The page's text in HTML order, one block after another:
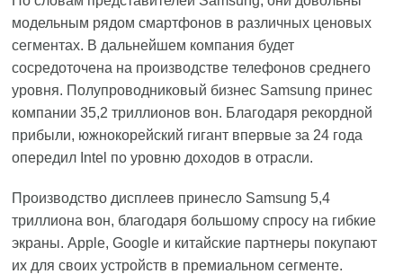
модельным рядом смартфонов в различных ценовых
сегментах. В дальнейшем компания будет
сосредоточена на производстве телефонов среднего
уровня. Полупроводниковый бизнес Samsung принес
компании 35,2 триллионов вон. Благодаря рекордной
прибыли, южнокорейский гигант впервые за 24 года
опередил Intel по уровню доходов в отрасли.
Производство дисплеев принесло Samsung 5,4
триллиона вон, благодаря большому спросу на гибкие
экраны. Apple, Google и китайские партнеры покупают
их для своих устройств в премиальном сегменте.